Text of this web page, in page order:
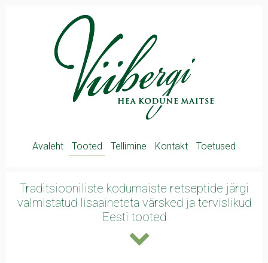
Avaleht Tooted Tellimine Kontakt Toetused
Traditsiooniliste kodumaiste retseptide järgi
valmistatud lisaaineteta värsked ja tervislikud
Eesti tooted